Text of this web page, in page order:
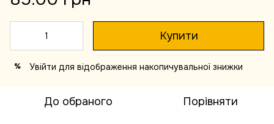
Купити
% Увійти для відображення накопичувальної знижки
До обраного Порівняти